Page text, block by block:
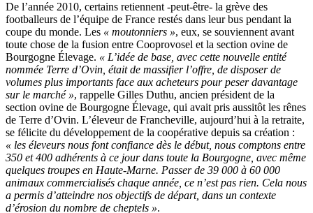
De l’année 2010, certains retiennent -peut-être- la grève des
footballeurs de l’équipe de France restés dans leur bus pendant la
coupe du monde. Les « moutonniers », eux, se souviennent avant
toute chose de la fusion entre Cooprovosel et la section ovine de
Bourgogne Élevage. « L’idée de base, avec cette nouvelle entité
nommée Terre d’Ovin, était de massifier l’offre, de disposer de
volumes plus importants face aux acheteurs pour peser davantage
sur le marché », rappelle Gilles Duthu, ancien président de la
section ovine de Bourgogne Élevage, qui avait pris aussitôt les rênes
de Terre d’Ovin. L’éleveur de Francheville, aujourd’hui à la retraite,
se félicite du développement de la coopérative depuis sa création :
« les éleveurs nous font confiance dès le début, nous comptons entre
350 et 400 adhérents à ce jour dans toute la Bourgogne, avec même
quelques troupes en Haute-Marne. Passer de 39 000 à 60 000
animaux commercialisés chaque année, ce n’est pas rien. Cela nous
a permis d’atteindre nos objectifs de départ, dans un contexte
d’érosion du nombre de cheptels ».